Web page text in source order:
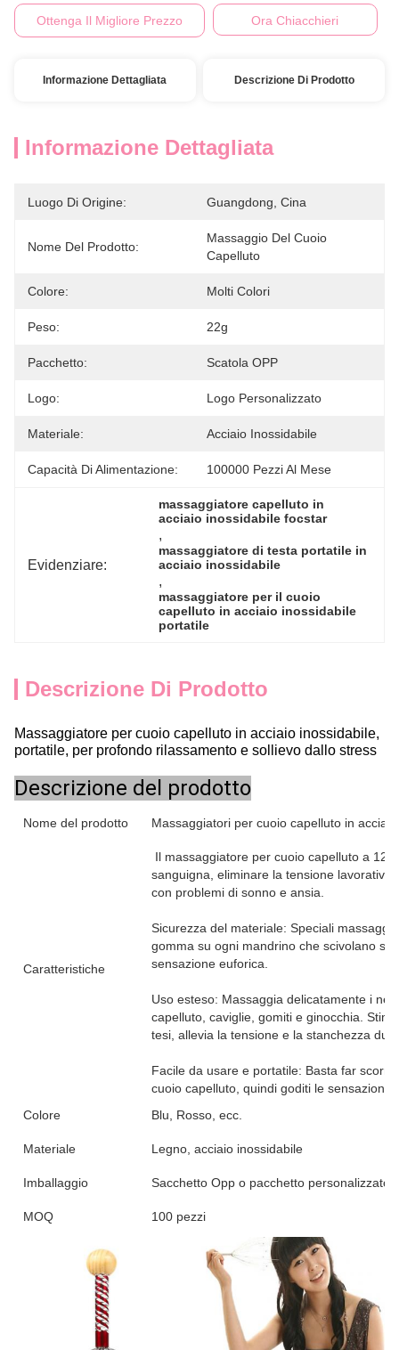
Ottenga Il Migliore Prezzo Ora Chiacchieri
Informazione Dettagliata Descrizione Di Prodotto
Informazione Dettagliata
Luogo Di Origine: Guangdong, Cina
Nome Del Prodotto:
Massaggio Del Cuoio
Capelluto
Colore: Molti Colori
Peso: 22g
Pacchetto: Scatola OPP
Logo: Logo Personalizzato
Materiale: Acciaio Inossidabile
Capacità Di Alimentazione: 100000 Pezzi Al Mese
Evidenziare:
massaggiatore capelluto in
acciaio inossidabile focstar
,
massaggiatore di testa portatile in
acciaio inossidabile
,
massaggiatore per il cuoio
capelluto in acciaio inossidabile
portatile
Descrizione Di Prodotto
Massaggiatore per cuoio capelluto in acciaio inossidabile,
portatile, per profondo rilassamento e sollievo dallo stress
Descrizione del prodotto
Nome del prodotto Massaggiatori per cuoio capelluto in
Caratteristiche
Il massaggiatore per cuoio capelluto a 12
sanguigna, eliminare la tensione
con problemi di sonno e ansia.
Sicurezza del materiale: Speciali
gomma su ogni mandrino che scivolano
sensazione euforica.
Uso esteso: Massaggia delicatamente i
capelluto, caviglie, gomiti e ginocchia.
tesi, allevia la tensione e la stanchezza
Facile da usare e portatile: Basta far
cuoio capelluto, quindi goditi le sensazioni
Colore
Blu, Rosso, ecc.
Materiale Legno, acciaio inossidabile
Imballaggio Sacchetto Opp o pacchetto personalizzato
MOQ 100 pezzi